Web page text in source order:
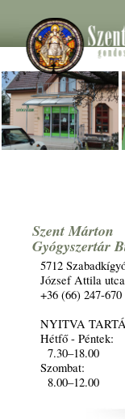
Szent Márton
Gyógyszertár
5712
József Attila
+36 (66) 247-670
NYITVA
Hétfő - Péntek:
7.30–18.00
Szombat:
8.00–12.00